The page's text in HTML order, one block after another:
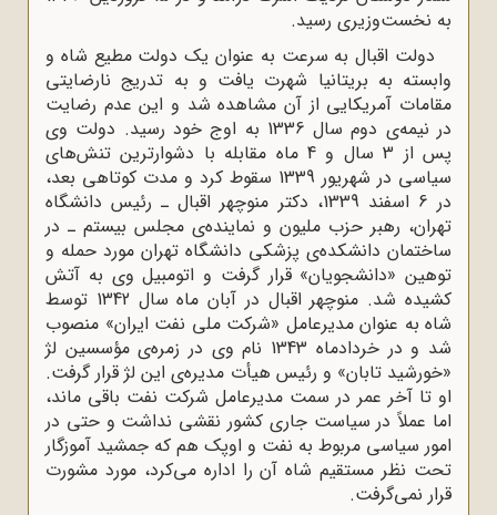
به نخست‌وزیرى رسید.
دولت اقبال به سرعت به عنوان یک دولت مطیع شاه و
وابسته به بریتانیا شهرت یافت و به تدریج نارضایتى
مقامات آمریکایى از آن مشاهده شد و این عدم رضایت
در نیمه‌ی دوم سال 1336 به اوج خود رسید. دولت وى
پس از 3 سال و 4 ماه مقابله با دشوارترین تنش‌هاى
سیاسى در شهریور 1339 سقوط کرد و مدت کوتاهى بعد،
در 6 اسفند 1339، دکتر منوچهر اقبال ـ رئیس دانشگاه
تهران، رهبر حزب ملیون و نماینده‌ی مجلس بیستم ـ در
ساختمان دانشکده‌ی پزشکى دانشگاه تهران مورد حمله و
توهین «دانشجویان» قرار گرفت و اتومبیل وى به آتش
کشیده شد. منوچهر اقبال در آبان ماه سال 1342 توسط
شاه به عنوان مدیرعامل «شرکت ملى نفت ایران» منصوب
شد و در خردادماه 1343 نام وى در زمره‌ی مؤسسین لژ
«خورشید تابان» و رئیس هیأت مدیره‌ی این لژ قرار گرفت.
او تا آخر عمر در سمت مدیرعامل شرکت نفت باقى ماند،
اما عملاً در سیاست جارى کشور نقشى نداشت و حتى در
امور سیاسى مربوط به نفت و اوپک هم که جمشید آموزگار
تحت نظر مستقیم شاه آن را اداره مى‌کرد، مورد مشورت
قرار نمى‌گرفت.